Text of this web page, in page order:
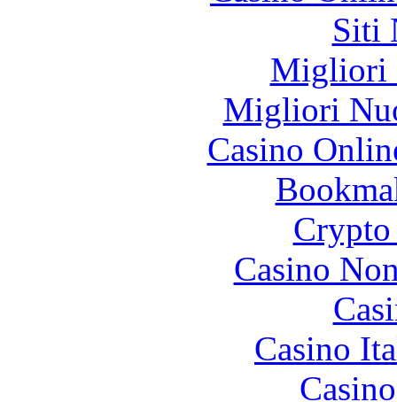
Siti
Migliori
Migliori
Casino
Casino
Casino